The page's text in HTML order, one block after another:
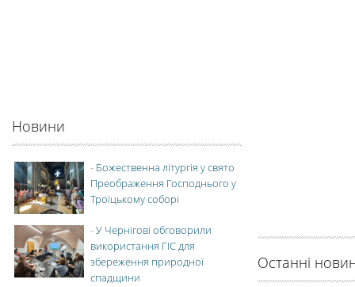
Останні
Новини
- Божественна літургія у свято
Преображення Господнього у
Троїцькому соборі
-У Чернігові обговорили
використання ГІС для
збереження природної
спадщини